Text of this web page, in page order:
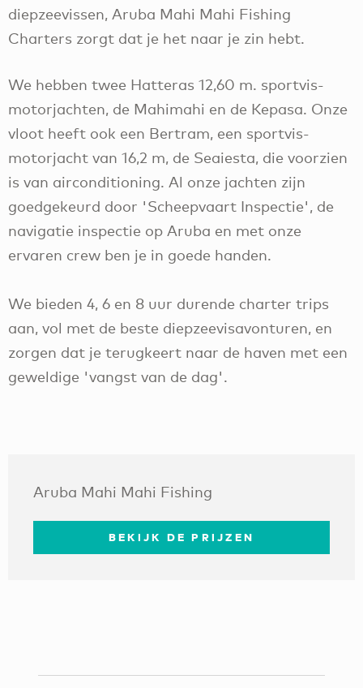
diepzeevissen, Aruba Mahi Mahi Fishing
Charters zorgt dat je het naar je zin hebt.
We hebben twee Hatteras 12,60 m. sportvis-
motorjachten, de Mahimahi en de Kepasa. Onze
vloot heeft ook een Bertram, een sportvis-
motorjacht van 16,2 m, de Seaiesta, die voorzien
is van airconditioning. Al onze jachten zijn
goedgekeurd door 'Scheepvaart Inspectie', de
navigatie inspectie op Aruba en met onze
ervaren crew ben je in goede handen.
We bieden 4, 6 en 8 uur durende charter trips
aan, vol met de beste diepzeevisavonturen, en
zorgen dat je terugkeert naar de haven met een
geweldige 'vangst van de dag'.
Aruba Mahi Mahi Fishing
BEKIJK DE PRIJZEN